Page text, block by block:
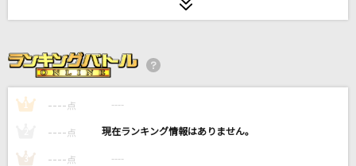
デオクリップバージョン)]
1 ---- 点 ----
---- 点 ----
3 ---- 点 ----